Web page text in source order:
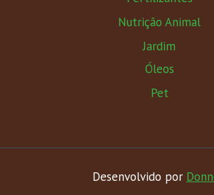
Nutrição Animal
Jardim
Óleos
Pet
Desenvolvido por